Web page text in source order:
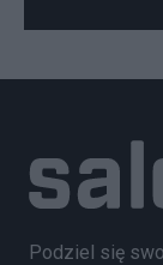
Podziel się